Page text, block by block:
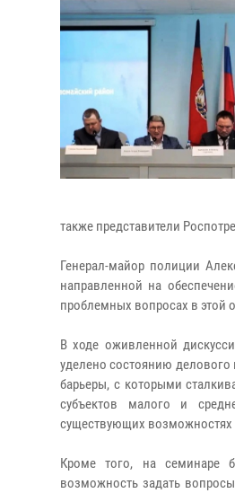
также представители
Генерал-майор полиции
направленной на
проблемных вопросах в этой
В ходе оживленной
уделено состоянию
барьеры, с которыми
субъектов малого и
существующих возможностях
Кроме того, на семинаре
возможность задать